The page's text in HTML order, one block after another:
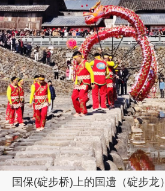
国保(碇步桥)上的国遗（碇步龙）